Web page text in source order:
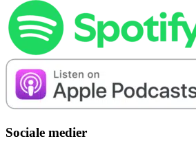
Sociale medier